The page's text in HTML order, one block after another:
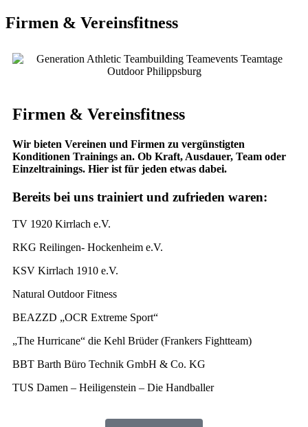
Firmen & Vereinsfitness
Firmen & Vereinsfitness
Wir bieten Vereinen und Firmen zu vergünstigten
Konditionen Trainings an. Ob Kraft, Ausdauer, Team oder
Einzeltrainings. Hier ist für jeden etwas dabei.
Bereits bei uns trainiert und zufrieden waren:
TV 1920 Kirrlach e.V.
RKG Reilingen- Hockenheim e.V.
KSV Kirrlach 1910 e.V.
Natural Outdoor Fitness
BEAZZD „OCR Extreme Sport“
„The Hurricane“ die Kehl Brüder (Frankers Fightteam)
BBT Barth Büro Technik GmbH & Co. KG
TUS Damen – Heiligenstein – Die Handballer